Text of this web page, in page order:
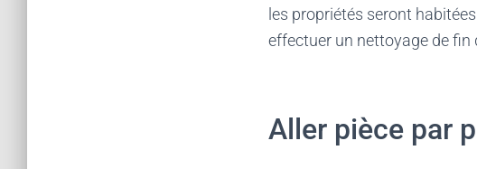
les propriétés seront
effectuer un nettoyage de fin
Aller pièce par